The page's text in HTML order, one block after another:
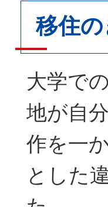
移住
大学で
地が自
作を一
とした